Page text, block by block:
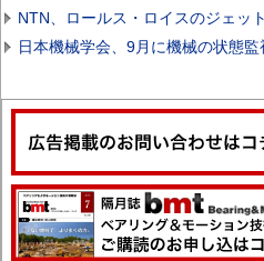
NTN、ロールス・ロイスのジェッ
日本機械学会、9月に機械の状態